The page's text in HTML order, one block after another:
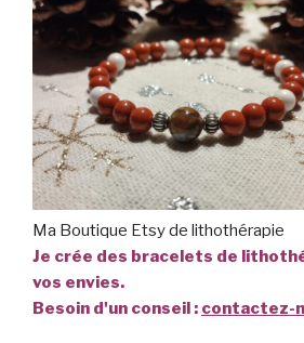
Ma Boutique Etsy de lithothérapie
Je crée des bracelets de
vos envies.
Besoin d'un conseil : contactez-